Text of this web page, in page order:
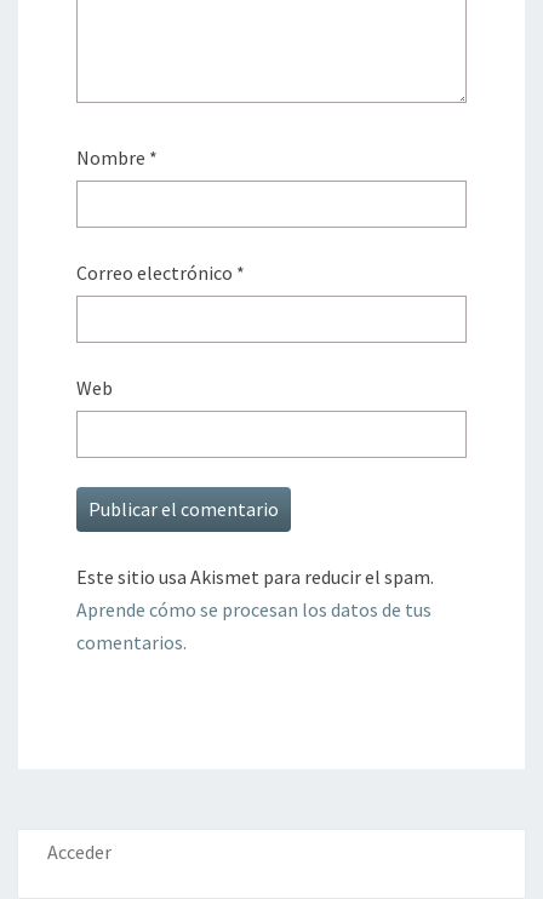
Nombre *
Correo electrónico *
Web
Este sitio usa Akismet para reducir el spam.
Aprende cómo se procesan los datos de tus
comentarios.
Acceder